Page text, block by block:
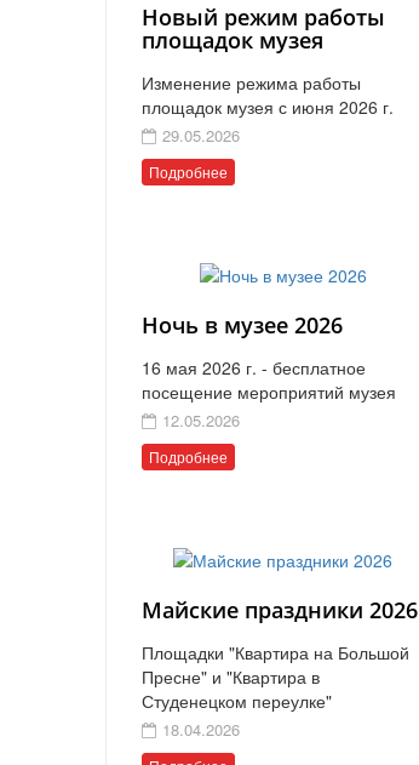
Новый режим работы
площадок музея
Изменение режима работы
площадок музея с июня 2026 г.
29.05.2026
Подробнее
Ночь в музее 2026
16 мая 2026 г. - бесплатное
посещение мероприятий музея
12.05.2026
Подробнее
Майские праздники 2026
Площадки "Квартира на Большой
Пресне" и "Квартира в
Студенецком переулке"
18.04.2026